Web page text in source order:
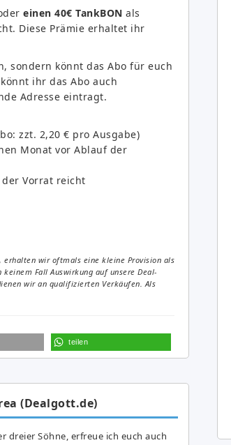
einen 40€ TankBON als
Diese Prämie erhaltet ihr
sondern könnt das Abo für euch
ihr das Abo auch
Adresse eintragt.
zzt. 2,20 € pro Ausgabe)
Monat vor Ablauf der
Vorrat reicht
erhalten wir oftmals eine kleine Provision als
Fall Auswirkung auf unsere Deal-
wir an qualifizierten Verkäufen. Als
teilen
(Dealgott.de)
dreier Söhne, erfreue ich euch auch